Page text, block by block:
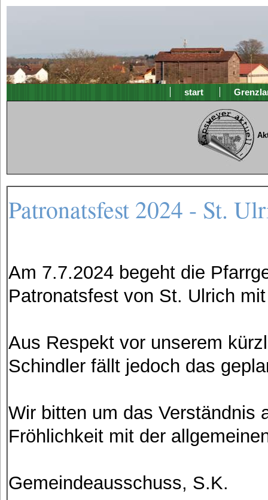
start
Patronatsfest 2024 - St.
Am 7.7.2024 begeht die
Patronatsfest von St. Ulrich
Aus Respekt vor unserem
Schindler fällt jedoch das
Wir bitten um das Verständnis
Fröhlichkeit mit der
Gemeindeausschuss, S.K.